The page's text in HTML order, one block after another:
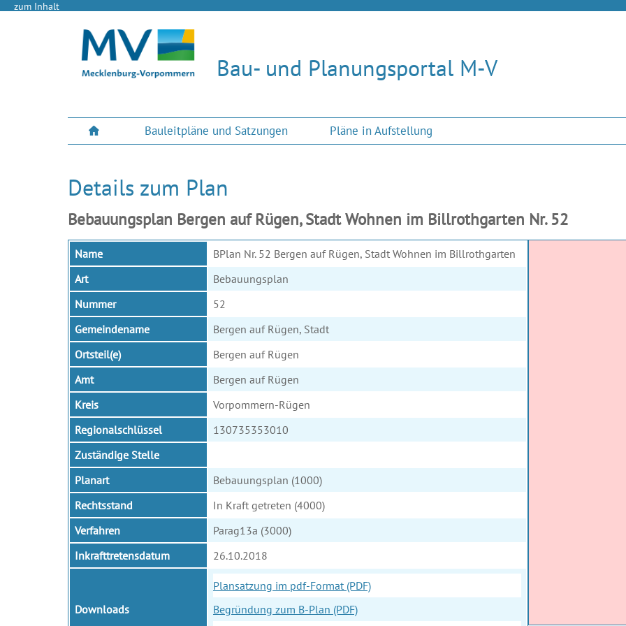
zum Inhalt
Bau- und Planungsportal M-V
Bauleitpläne und Satzungen Pläne in Aufstellung
Details zum Plan
Bebauungsplan Bergen auf Rügen, Stadt Wohnen im Billrothgarten Nr. 52
Name
BPlan Nr. 52 Bergen auf Rügen, Stadt Wohnen im Billrothgarten
Art
Bebauungsplan
Nummer
52
Gemeindename
Bergen auf Rügen, Stadt
Ortsteil(e)
Bergen auf Rügen
Amt
Bergen auf Rügen
Kreis
Vorpommern-Rügen
Regionalschlüssel
130735353010
Zuständige Stelle
Planart
Bebauungsplan (1000)
Rechtsstand
In Kraft getreten (4000)
Verfahren
Parag13a (3000)
Inkrafttretensdatum
26.10.2018
Downloads
Plansatzung im pdf-Format (PDF)
Begründung zum B-Plan (PDF)